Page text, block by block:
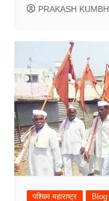
PRAKASH
पश्चिम महाराष्ट्र Blog